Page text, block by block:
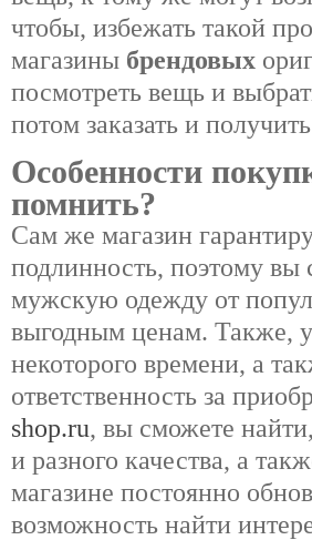
чтобы, избежать такой
магазины брендовых
посмотреть вещь и
потом заказать и
Особенности
помнить?
Сам же магазин
подлинность, поэтому вы
мужскую одежду от
выгодным ценам. Также, у
некоторого времени, а
ответственность за
shop.ru, вы сможете
и разного качества, а
магазине постоянно
возможность найти